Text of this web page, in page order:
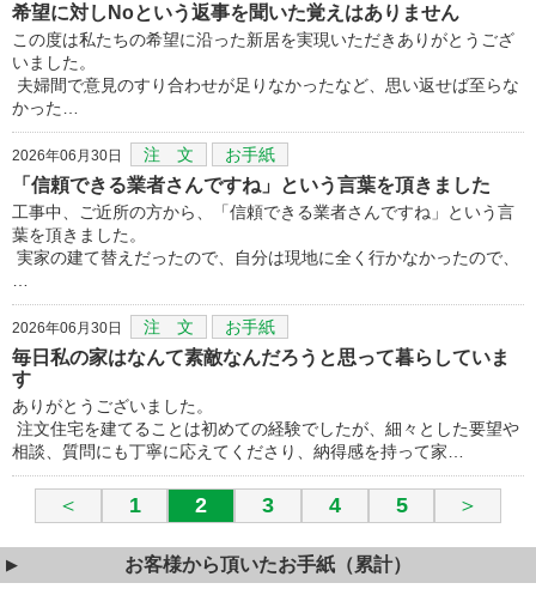
希望に対しNoという返事を聞いた覚えはありません
この度は私たちの希望に沿った新居を実現いただきありがとうござ
いました。
夫婦間で意見のすり合わせが足りなかったなど、思い返せば至らな
かった…
2026年06月30日 注 文 お手紙
「信頼できる業者さんですね」という言葉を頂きました
工事中、ご近所の方から、「信頼できる業者さんですね」という言
葉を頂きました。
実家の建て替えだったので、自分は現地に全く行かなかったので、
2026年06月30日 注 文 お手紙
毎日私の家はなんて素敵なんだろうと思って暮らしていま
す
ありがとうございました。
注文住宅を建てることは初めての経験でしたが、細々とした要望や
相談、質問にも丁寧に応えてくださり、納得感を持って家…
＜ 1 2 3 4 5 ＞
お客様から頂いたお手紙（累計）